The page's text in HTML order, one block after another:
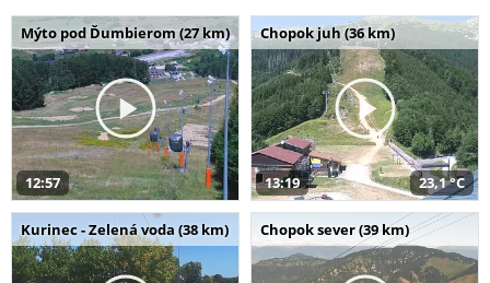
Mýto pod Ďumbierom (27 km)
12:57
Chopok juh (36 km)
13:19 23,1 °C
Kurinec - Zelená voda (38 km) Chopok sever (39 km)